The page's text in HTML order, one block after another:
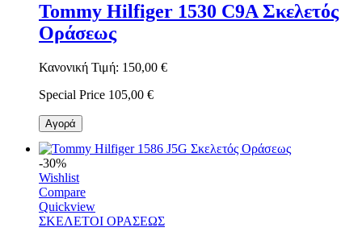
Tommy Hilfiger 1530 C9A Σκελετός
Οράσεως
Κανονική Τιμή: 150,00 €
Special Price 105,00 €
Αγορά
-30%
Wishlist
Compare
Quickview
ΣΚΕΛΕΤΟΙ ΟΡΑΣΕΩΣ